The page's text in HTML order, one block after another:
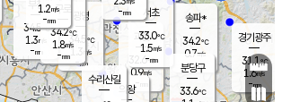
과천
32.6℃
0.9m/s
- mm
경기광주
31.1℃
1.6m/s
-mm
의왕
광명
34.5 ℃
1.3 m/s
-mm
부천
34.5℃
1.3m/s
-mm
구로
34.2℃
1.8m/s
-mm
송파*
34.2℃
0.7m/s
-mm
서초
33.0℃
1.5m/s
-mm
수리산길
분당구
33.6℃
1.2m/s
-mm
-mm